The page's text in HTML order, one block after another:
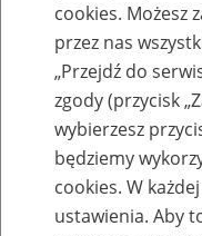
Baza
Nazwa zakładu pracy:
cookies. Możesz
przez nas
„Przejdź do
zgody (przycisk
wybierzesz
będziemy
cookies. W
ustawienia. Aby